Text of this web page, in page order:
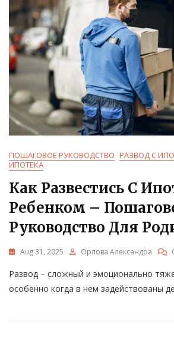
ПОШАГОВОЕ РУКОВОДСТВО РАЗВОД С
ИПОТЕКА
Как Развестись С
Ребенком –
Руководство Для
Aug 31, 2025 Орлова Александра
Развод – сложный и эмоционально
особенно когда в нем задействованы